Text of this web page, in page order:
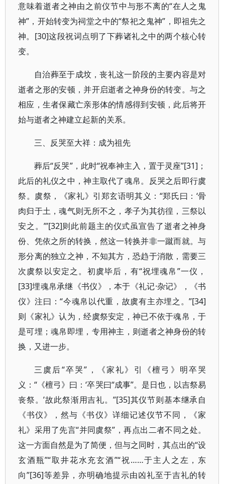
意味着逝者之神由之前仪节中与形不离的“在人之鬼
神”，开始转变为祠堂之中的“祭祀之鬼神”，即祖先之
神。[30]这段祝词点明了下葬诸礼之中的两个核心转
变。
自治葬至于成坟，丧礼这一阶段的主要内容是对
逝者之形的安顿，并开启逝者之神身份的转变。与之
相应，生者保藏亡亲形体的情感得到安顿，此后将开
始与逝者之神建立起新的关系。
三、反哭至大祥：成为祖先
葬后“反哭”，此时“祝奉神主入，置于灵座”[31]；
此后的礼仪之中，神主取代了魂帛。反哭之后即行虞
祭。虞祭，《家礼》引郑玄语明其义：“郑氏曰：‘骨
肉归于土，魂气则无所不之，孝子为其彷徨，三祭以
安之。’”[32]则此前题主的仪式虽宣告了逝者之神身
份、凭依之所的转换，然这一转换并非一蹴而就。与
形分离的独立之神，不知其方，恐趋于消散，需要三
次虞祭以安定之。初虞毕后，有“祝埋魂帛”一仪，
[33]埋魂帛承继《书仪》，本于《礼记·杂记》，《书
仪》注曰：“今魂帛以代重，故虞有主亦埋之。”[34]
则《家礼》认为，经虞祭安定，神已不依于魂帛，于
是可埋；魂帛即埋，专用神主，则逝者之神身份的转
换，又进一步。
三虞后“卒哭”，《家礼》引《檀弓》明卒哭
义：“《檀弓》曰：‘卒哭曰“成事”。是日也，以吉祭易
丧祭。’故此祭渐用吉礼。”[35]其仪节则基本继承自
《书仪》，然与《书仪》详细记述仪节不同，《家
礼》采用了先言“并同虞祭”，再点出二者不同之处。
这一方面自然是为了简便，但与之同时，其点出的“设
玄酒瓶”“取井花水充玄酒”“祝……于主人之左，东
向”[36]等差异，亦明确地提示由凶礼至于吉礼的转